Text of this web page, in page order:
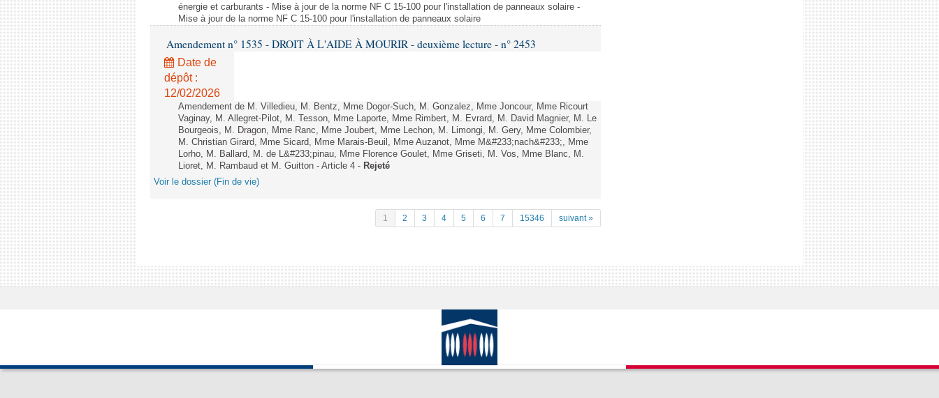
énergie et carburants - Mise à jour de la norme NF C 15-100 pour l'installation de panneaux solaire -
Mise à jour de la norme NF C 15-100 pour l'installation de panneaux solaire
Amendement n° 1535 - DROIT À L'AIDE À MOURIR - deuxième lecture - n° 2453
Date de
dépôt :
12/02/2026
Amendement de M. Villedieu, M. Bentz, Mme Dogor-Such, M. Gonzalez, Mme Joncour, Mme Ricourt
Vaginay, M. Allegret-Pilot, M. Tesson, Mme Laporte, Mme Rimbert, M. Evrard, M. David Magnier, M. Le
Bourgeois, M. Dragon, Mme Ranc, Mme Joubert, Mme Lechon, M. Limongi, M. Gery, Mme Colombier,
M. Christian Girard, Mme Sicard, Mme Marais-Beuil, Mme Auzanot, Mme M&#233;nach&#233;, Mme
Lorho, M. Ballard, M. de L&#233;pinau, Mme Florence Goulet, Mme Griseti, M. Vos, Mme Blanc, M.
Lioret, M. Rambaud et M. Guitton - Article 4 - Rejeté
Voir le dossier (Fin de vie)
1 2 3 4 5 6 7 15346 suivant »